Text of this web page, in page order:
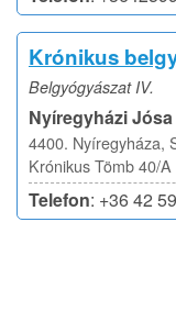
Krónikus
Belgyógyászat IV.
Nyíregyházi
4400. Nyíregyháza,
Krónikus Tömb 40/A
Telefon: +36 42